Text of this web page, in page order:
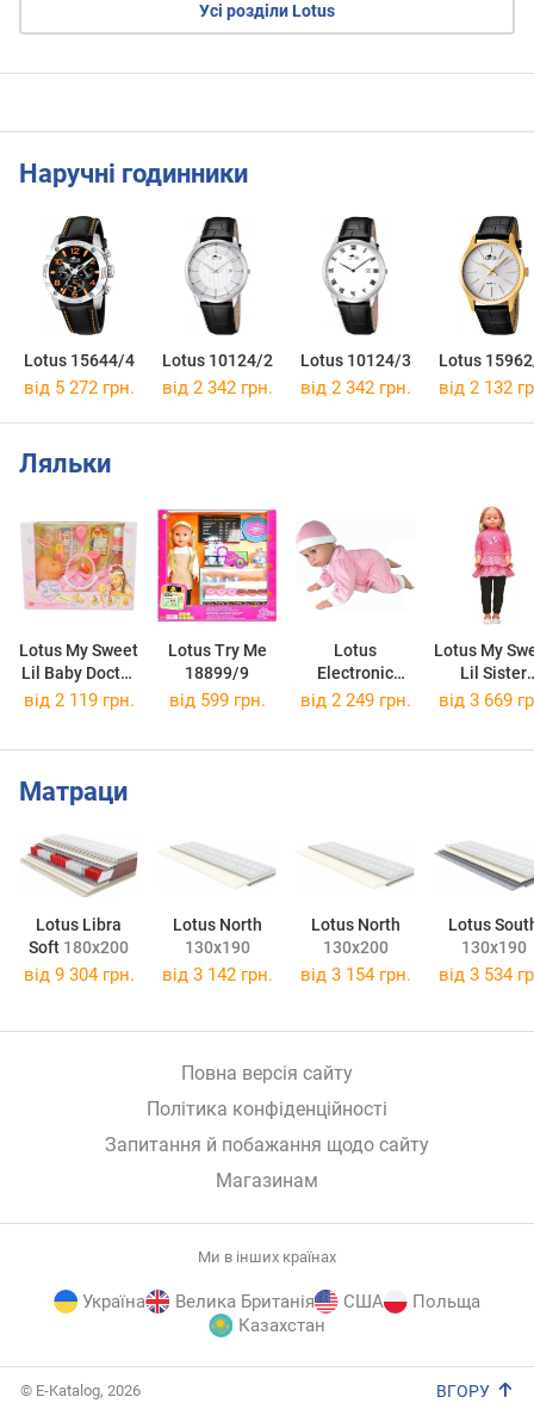
Усі розділи Lotus
Наручні годинники
Lotus 15644/4 Lotus 10124/2 Lotus 10124/3 Lotus
від 5 272 грн. від 2 342 грн. від 2 342 грн. від 2 132
Ляльки
Lotus My Sweet
Lil Baby Doctor
Set 16188
Lotus Try Me
18899/9
Lotus
Electronic
Learns to Crawl
Lotus My
Lil Sister
35001/4
від 2 119 грн. від 599 грн. від 2 249 грн. від 3 669
Матраци
Lotus Libra
Soft 180x200
Lotus North
130x190
Lotus North
130x200
Lotus
130x190
від 9 304 грн. від 3 142 грн. від 3 154 грн. від 3 534
Повна версія сайту
Політика конфіденційності
Запитання й побажання щодо сайту
Магазинам
Ми в інших країнах
Україна Велика Британія США
Польща
Казахстан
© E-Katalog, 2026 ВГОРУ